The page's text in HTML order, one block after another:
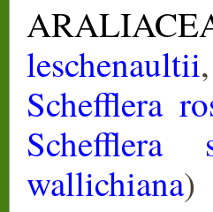
leschenaultii,
Schefflera
Schefflera
wallichiana)